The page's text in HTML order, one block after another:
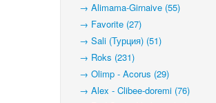
→ Alimama-Girnaive (55)
→ Favorite (27)
→ Sali (Турция) (51)
→ Roks (231)
→ Olimp - Acorus (29)
→ Alex - Clibee-doremi (76)